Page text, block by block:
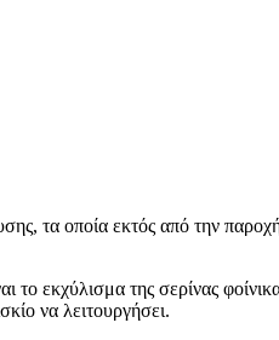
τα οποία εκτός από την
το εκχύλισμα της σερίνας
να λειτουργήσει.